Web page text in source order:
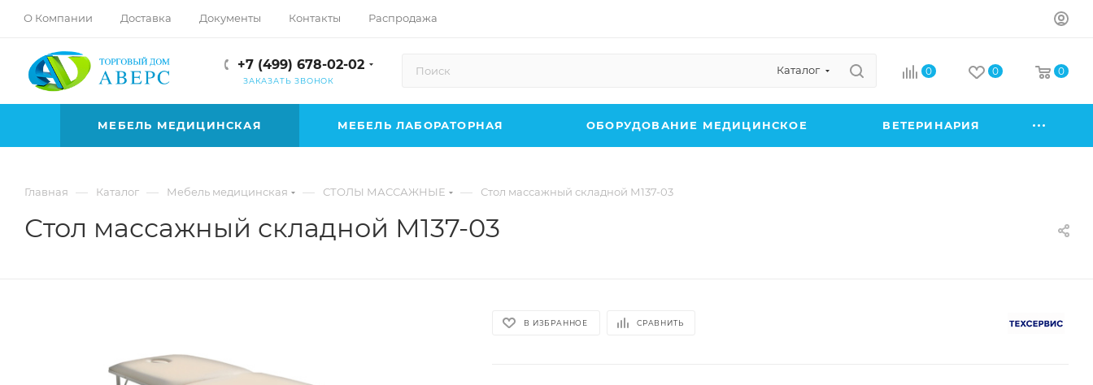
О Компании Доставка Документы Контакты Распродажа
+7 (499) 678-02-02
ЗАКАЗАТЬ ЗВОНОК
Каталог 0 0 0
МЕБЕЛЬ МЕДИЦИНСКАЯ МЕБЕЛЬ ЛАБОРАТОРНАЯ ОБОРУДОВАНИЕ МЕДИЦИНСКОЕ ВЕТЕРИНАРИЯ
Главная — Каталог — Мебель медицинская — СТОЛЫ МАССАЖНЫЕ — Стол массажный складной М137-03
Стол массажный складной М137-03
В ИЗБРАННОЕ СРАВНИТЬ
movies